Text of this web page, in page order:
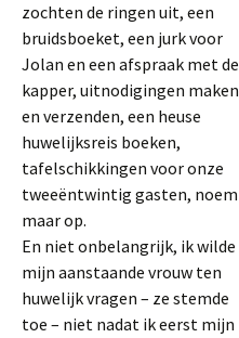
zochten de ringen uit, een
bruidsboeket, een jurk voor
Jolan en een afspraak met de
kapper, uitnodigingen maken
en verzenden, een heuse
huwelijksreis boeken,
tafelschikkingen voor onze
tweeëntwintig gasten, noem
maar op.
En niet onbelangrijk, ik wilde
mijn aanstaande vrouw ten
huwelijk vragen – ze stemde
toe – niet nadat ik eerst mijn